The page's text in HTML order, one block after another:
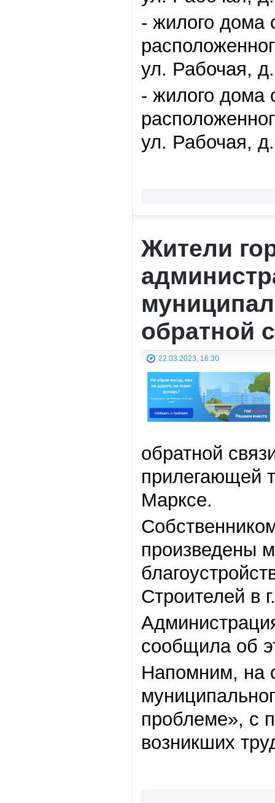
- жилого дома
ул. Рабочая,
- жилого дома
ул. Рабочая,
Жители
обратной
22.03.2023, 16:30
обратной
прилегающей
Марксе.
произведены
Строителей в
сообщила об
Напомним, на
проблеме», с
возникших